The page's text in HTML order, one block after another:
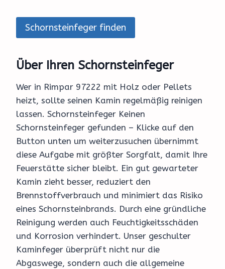
Schornsteinfeger finden
Über Ihren Schornsteinfeger
Wer in Rimpar 97222 mit Holz oder Pellets
heizt, sollte seinen Kamin regelmäßig reinigen
lassen. Schornsteinfeger Keinen
Schornsteinfeger gefunden – Klicke auf den
Button unten um weiterzusuchen übernimmt
diese Aufgabe mit größter Sorgfalt, damit Ihre
Feuerstätte sicher bleibt. Ein gut gewarteter
Kamin zieht besser, reduziert den
Brennstoffverbrauch und minimiert das Risiko
eines Schornsteinbrands. Durch eine gründliche
Reinigung werden auch Feuchtigkeitsschäden
und Korrosion verhindert. Unser geschulter
Kaminfeger überprüft nicht nur die
Abgaswege, sondern auch die allgemeine